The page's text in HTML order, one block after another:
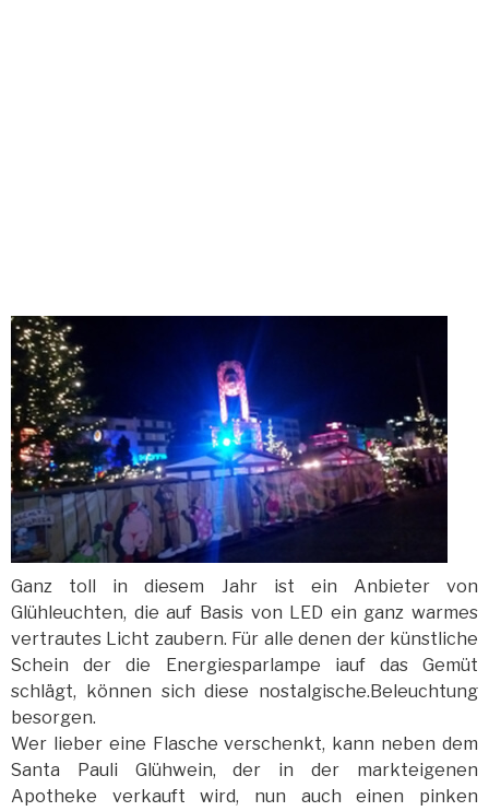
Ganz toll in diesem Jahr ist ein Anbieter von
Glühleuchten, die auf Basis von LED ein ganz warmes
vertrautes Licht zaubern. Für alle denen der künstliche
Schein der die Energiesparlampe iauf das Gemüt
schlägt, können sich diese nostalgische.Beleuchtung
besorgen.
Wer lieber eine Flasche verschenkt, kann neben dem
Santa Pauli Glühwein, der in der markteigenen
Apotheke verkauft wird, nun auch einen pinken